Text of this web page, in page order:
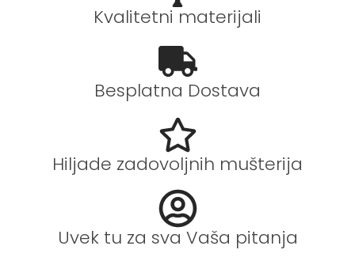
Kvalitetni materijali
Besplatna Dostava
Hiljade zadovoljnih mušterija
Uvek tu za sva Vaša pitanja